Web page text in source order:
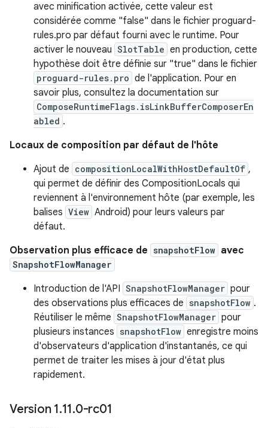
avec minification activée, cette valeur est
considérée comme "false" dans le fichier proguard-
rules.pro par défaut fourni avec le runtime. Pour
activer le nouveau SlotTable en production, cette
hypothèse doit être définie sur "true" dans le fichier
proguard-rules.pro de l'application. Pour en
savoir plus, consultez la documentation sur
ComposeRuntimeFlags.isLinkBufferComposerEn
abled .
Locaux de composition par défaut de l'hôte
Ajout de compositionLocalWithHostDefaultOf ,
qui permet de définir des CompositionLocals qui
reviennent à l'environnement hôte (par exemple, les
balises View Android) pour leurs valeurs par
défaut.
Observation plus efficace de snapshotFlow avec
SnapshotFlowManager
Introduction de l'API SnapshotFlowManager pour
des observations plus efficaces de snapshotFlow .
Réutiliser le même SnapshotFlowManager pour
plusieurs instances snapshotFlow enregistre moins
d'observateurs d'application d'instantanés, ce qui
permet de traiter les mises à jour d'état plus
rapidement.
Version 1.11.0-rc01